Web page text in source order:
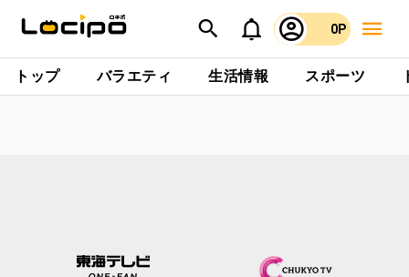
0P
トップ バラエティ 生活情報 スポーツ